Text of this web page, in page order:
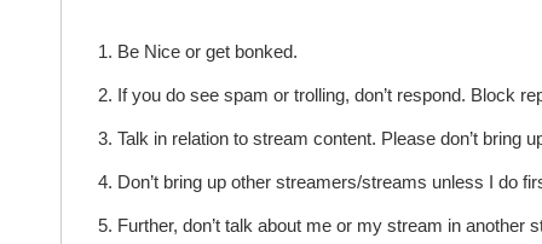
1. Be Nice or get bonked.
2. If you do see spam or trolling, don’t respond. Block
3. Talk in relation to stream content. Please don’t bring
4. Don’t bring up other streamers/streams unless I do
5. Further, don’t talk about me or my stream in another